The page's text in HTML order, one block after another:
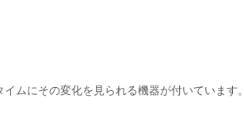
ムにその変化を見られる機器が付いています